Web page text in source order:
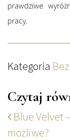
prawdziwe
pracy.
Kategoria
Czytaj
Blue Velvet
możliwe?